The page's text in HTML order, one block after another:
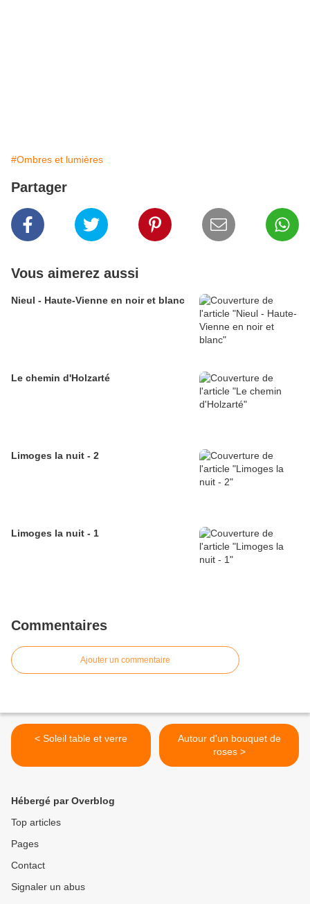
#Ombres et lumières
Partager
Vous aimerez aussi
Nieul - Haute-Vienne en noir et blanc
Le chemin d'Holzarté
Limoges la nuit - 2
Limoges la nuit - 1
Commentaires
Ajouter un commentaire
< Soleil table et verre
Autour d'un bouquet de
roses >
Hébergé par Overblog
Top articles
Pages
Contact
Signaler un abus